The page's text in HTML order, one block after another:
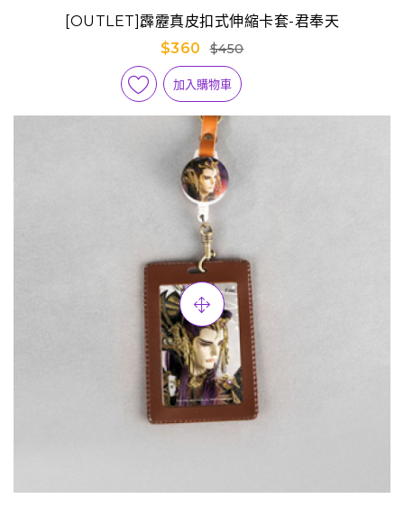
[OUTLET]霹靂真皮扣式伸縮卡套-君奉天
$360
$450
加入購物車